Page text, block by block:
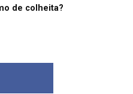
de colheita?